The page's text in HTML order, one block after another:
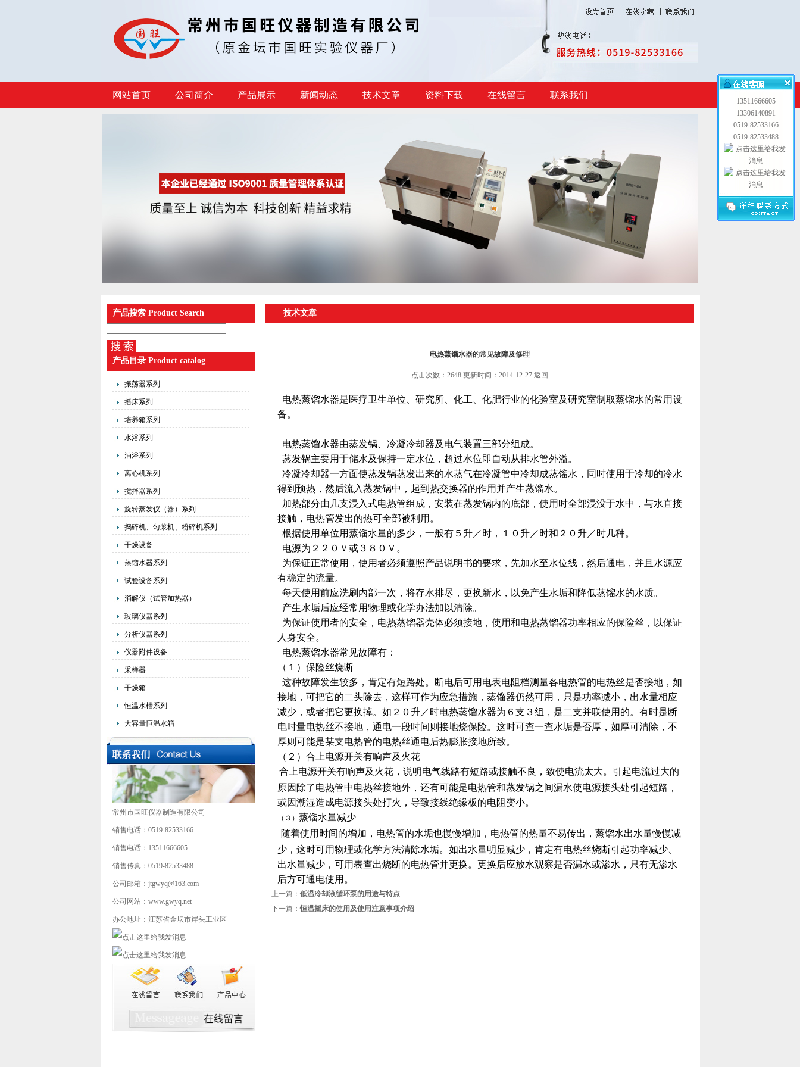
网站首页 公司简介 产品展示 新闻动态 技术文章 资料下载 在线留言 联系我们
产品搜索 Product Search
产品目录 Product catalog
振荡器系列
摇床系列
培养箱系列
水浴系列
油浴系列
离心机系列
搅拌器系列
旋转蒸发仪（器）系列
捣碎机、匀浆机、粉碎机系列
干燥设备
蒸馏水器系列
试验设备系列
消解仪（试管加热器）
玻璃仪器系列
分析仪器系列
仪器附件设备
采样器
干燥箱
恒温水槽系列
大容量恒温水箱
常州市国旺仪器制造有限公司
销售电话：0519-82533166
销售电话：13511666605
销售传真：0519-82533488
公司邮箱：jtgwyq@163.com
公司网站：www.gwyq.net
办公地址：江苏省金坛市岸头工业区
技术文章
电热蒸馏水器的常见故障及修理
点击次数：2648 更新时间：2014-12-27 返回
电热蒸馏水器是医疗卫生单位、研究所、化工、化肥行业的化验室及研究室制取蒸馏水的常用设
备。
电热蒸馏水器由蒸发锅、冷凝冷却器及电气装置三部分组成。
蒸发锅主要用于储水及保持一定水位，超过水位即自动从排水管外溢。
冷凝冷却器一方面使蒸发锅蒸发出来的水蒸气在冷凝管中冷却成蒸馏水，同时使用于冷却的冷水
得到预热，然后流入蒸发锅中，起到热交换器的作用并产生蒸馏水。
加热部分由几支浸入式电热管组成，安装在蒸发锅内的底部，使用时全部浸没于水中，与水直接
接触，电热管发出的热可全部被利用。
根据使用单位用蒸馏水量的多少，一般有５升／时，１０升／时和２０升／时几种。
电源为２２０Ｖ或３８０Ｖ。
为保证正常使用，使用者必须遵照产品说明书的要求，先加水至水位线，然后通电，并且水源应
有稳定的流量。
每天使用前应洗刷内部一次，将存水排尽，更换新水，以免产生水垢和降低蒸馏水的水质。
产生水垢后应经常用物理或化学办法加以清除。
为保证使用者的安全，电热蒸馏器壳体必须接地，使用和电热蒸馏器功率相应的保险丝，以保证
人身安全。
电热蒸馏水器常见故障有：
（１）保险丝烧断
这种故障发生较多，肯定有短路处。断电后可用电表电阻档测量各电热管的电热丝是否接地，如
接地，可把它的二头除去，这样可作为应急措施，蒸馏器仍然可用，只是功率减小，出水量相应
减少，或者把它更换掉。如２０升／时电热蒸馏水器为６支３组，是二支并联使用的。有时是断
电时量电热丝不接地，通电一段时间则接地烧保险。这时可查一查水垢是否厚，如厚可清除，不
厚则可能是某支电热管的电热丝通电后热膨胀接地所致。
（２）合上电源开关有响声及火花
合上电源开关有响声及火花，说明电气线路有短路或接触不良，致使电流太大。引起电流过大的
原因除了电热管中电热丝接地外，还有可能是电热管和蒸发锅之间漏水使电源接头处引起短路，
或因潮湿造成电源接头处打火，导致接线绝缘板的电阻变小。
（３） 蒸馏水量减少
随着使用时间的增加，电热管的水垢也慢慢增加，电热管的热量不易传出，蒸馏水出水量慢慢减
少，这时可用物理或化学方法清除水垢。如出水量明显减少，肯定有电热丝烧断引起功率减少、
出水量减少，可用表查出烧断的电热管并更换。更换后应放水观察是否漏水或渗水，只有无渗水
后方可通电使用。
上一篇： 低温冷却液循环泵的用途与特点
下一篇：恒温摇床的使用及使用注意事项介绍
13511666605
13306140891
0519-82533166
0519-82533488